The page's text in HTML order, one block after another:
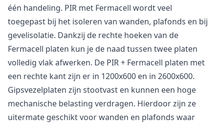
één handeling. PIR met Fermacell wordt veel
toegepast bij het isoleren van wanden, plafonds en bij
gevelisolatie. Dankzij de rechte hoeken van de
Fermacell platen kun je de naad tussen twee platen
volledig vlak afwerken. De PIR + Fermacell platen met
een rechte kant zijn er in 1200x600 en in 2600x600.
Gipsvezelplaten zijn stootvast en kunnen een hoge
mechanische belasting verdragen. Hierdoor zijn ze
uitermate geschikt voor wanden en plafonds waar